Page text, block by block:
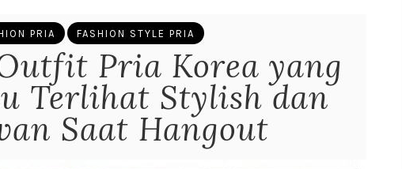
PRIA FASHION STYLE PRIA
Pria Korea yang
Terlihat Stylish dan
Saat Hangout